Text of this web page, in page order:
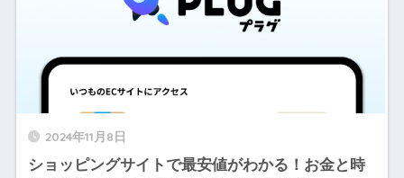
2024年11月8日
ショッピングサイトで最安値がわかる！お金と時